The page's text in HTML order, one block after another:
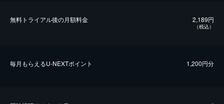
無料トライアル後の⽉額料金 2,189円
（税込）
毎⽉もらえるU-NEXTポイント 1,200円分